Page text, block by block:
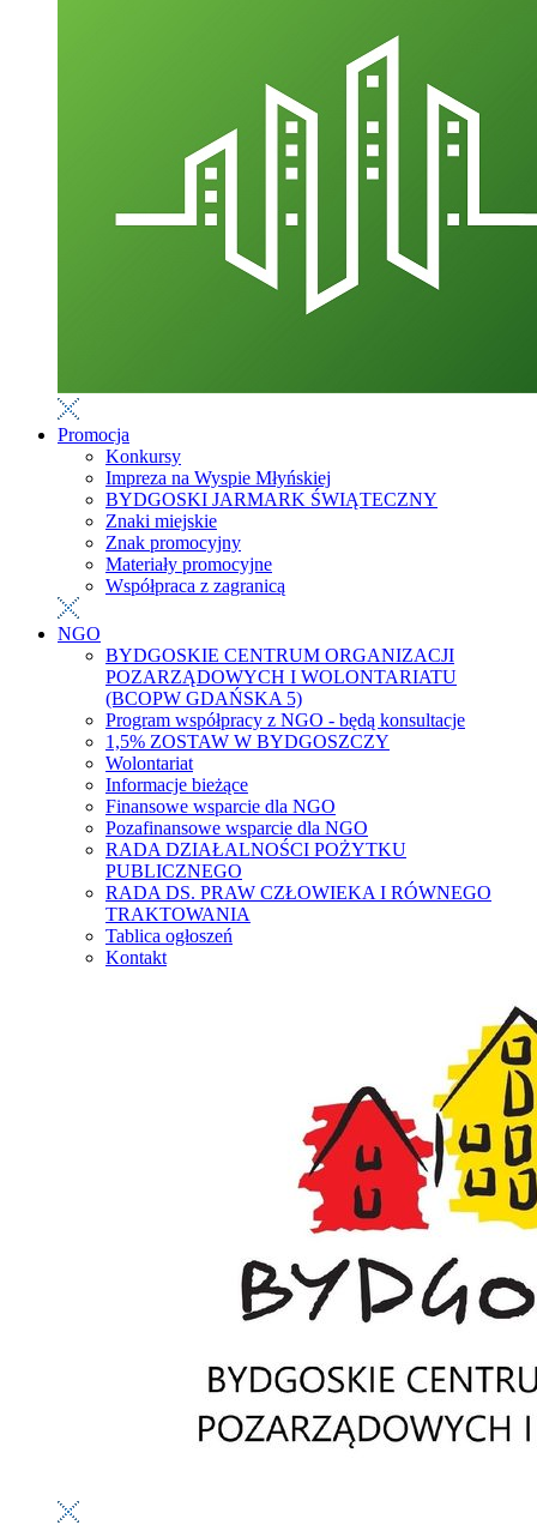
Promocja
Konkursy
Impreza na Wyspie Młyńskiej
BYDGOSKI JARMARK ŚWIĄTECZNY
Znaki miejskie
Znak promocyjny
Materiały promocyjne
Współpraca z zagranicą
NGO
BYDGOSKIE CENTRUM ORGANIZACJI
POZARZĄDOWYCH I WOLONTARIATU
(BCOPW GDAŃSKA 5)
Program współpracy z NGO - będą konsultacje
1,5% ZOSTAW W BYDGOSZCZY
Wolontariat
Informacje bieżące
Finansowe wsparcie dla NGO
Pozafinansowe wsparcie dla NGO
RADA DZIAŁALNOŚCI POŻYTKU
PUBLICZNEGO
RADA DS. PRAW CZŁOWIEKA I RÓWNEGO
TRAKTOWANIA
Tablica ogłoszeń
Kontakt